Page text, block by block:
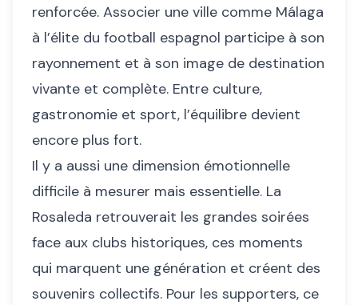
renforcée. Associer une ville comme Málaga
à l’élite du football espagnol participe à son
rayonnement et à son image de destination
vivante et complète. Entre culture,
gastronomie et sport, l’équilibre devient
encore plus fort.
Il y a aussi une dimension émotionnelle
difficile à mesurer mais essentielle. La
Rosaleda retrouverait les grandes soirées
face aux clubs historiques, ces moments
qui marquent une génération et créent des
souvenirs collectifs. Pour les supporters, ce